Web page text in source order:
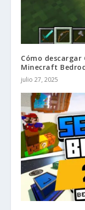
Cómo
Minecraft
julio 27, 2025